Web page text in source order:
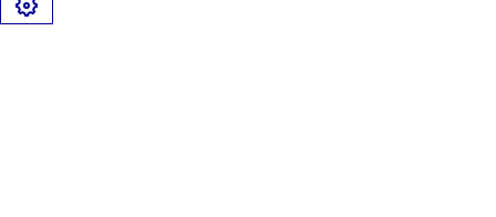
Gérer les cookies